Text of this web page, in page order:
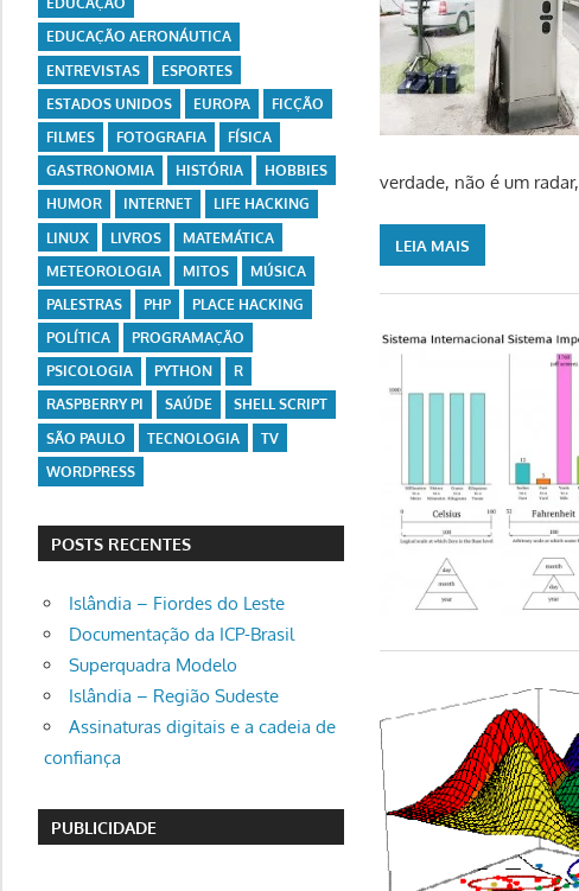
verdade, não é um radar,
LEIA MAIS
EDUCAÇÃO AERONÁUTICA
ENTREVISTAS
ESPORTES
ESTADOS UNIDOS
EUROPA
FICÇÃO
FILMES
FOTOGRAFIA
FÍSICA
GASTRONOMIA
HISTÓRIA
HOBBIES
HUMOR
INTERNET
LIFE HACKING
LINUX
LIVROS
MATEMÁTICA
METEOROLOGIA
MITOS
MÚSICA
PALESTRAS
PHP
PLACE HACKING
POLÍTICA
PROGRAMAÇÃO
PSICOLOGIA
PYTHON
R
RASPBERRY PI
SAÚDE
SHELL SCRIPT
SÃO PAULO
TECNOLOGIA
TV
WORDPRESS
POSTS RECENTES
Islândia – Fiordes do Leste
Documentação da ICP-Brasil
Superquadra Modelo
Islândia – Região Sudeste
Assinaturas digitais e a cadeia de
confiança
PUBLICIDADE